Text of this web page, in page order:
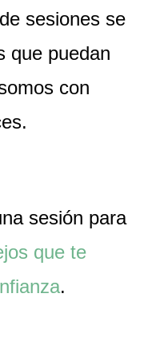
sesiones se
que puedan
con
sesión para
que te
.